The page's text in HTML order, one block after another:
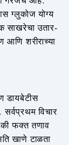
ग्लुकोज योग्य
साखरेचा उतार-
शरीराच्या
डायबेटीस
विचार
फक्त तणाव
खाणे टाळता